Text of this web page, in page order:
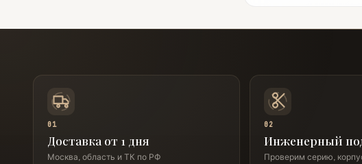
01
Доставка от 1 дня
Москва, область и ТК по РФ
02
Инженерный
Проверим серию,